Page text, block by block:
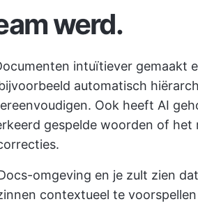
werd.
intuïtiever gemaakt
automatisch
Ook heeft AI
gespelde woorden of
omgeving en je zult zien
contextueel te